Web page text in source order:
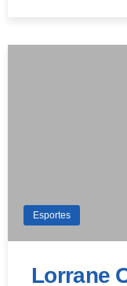
Esportes
Lorrane